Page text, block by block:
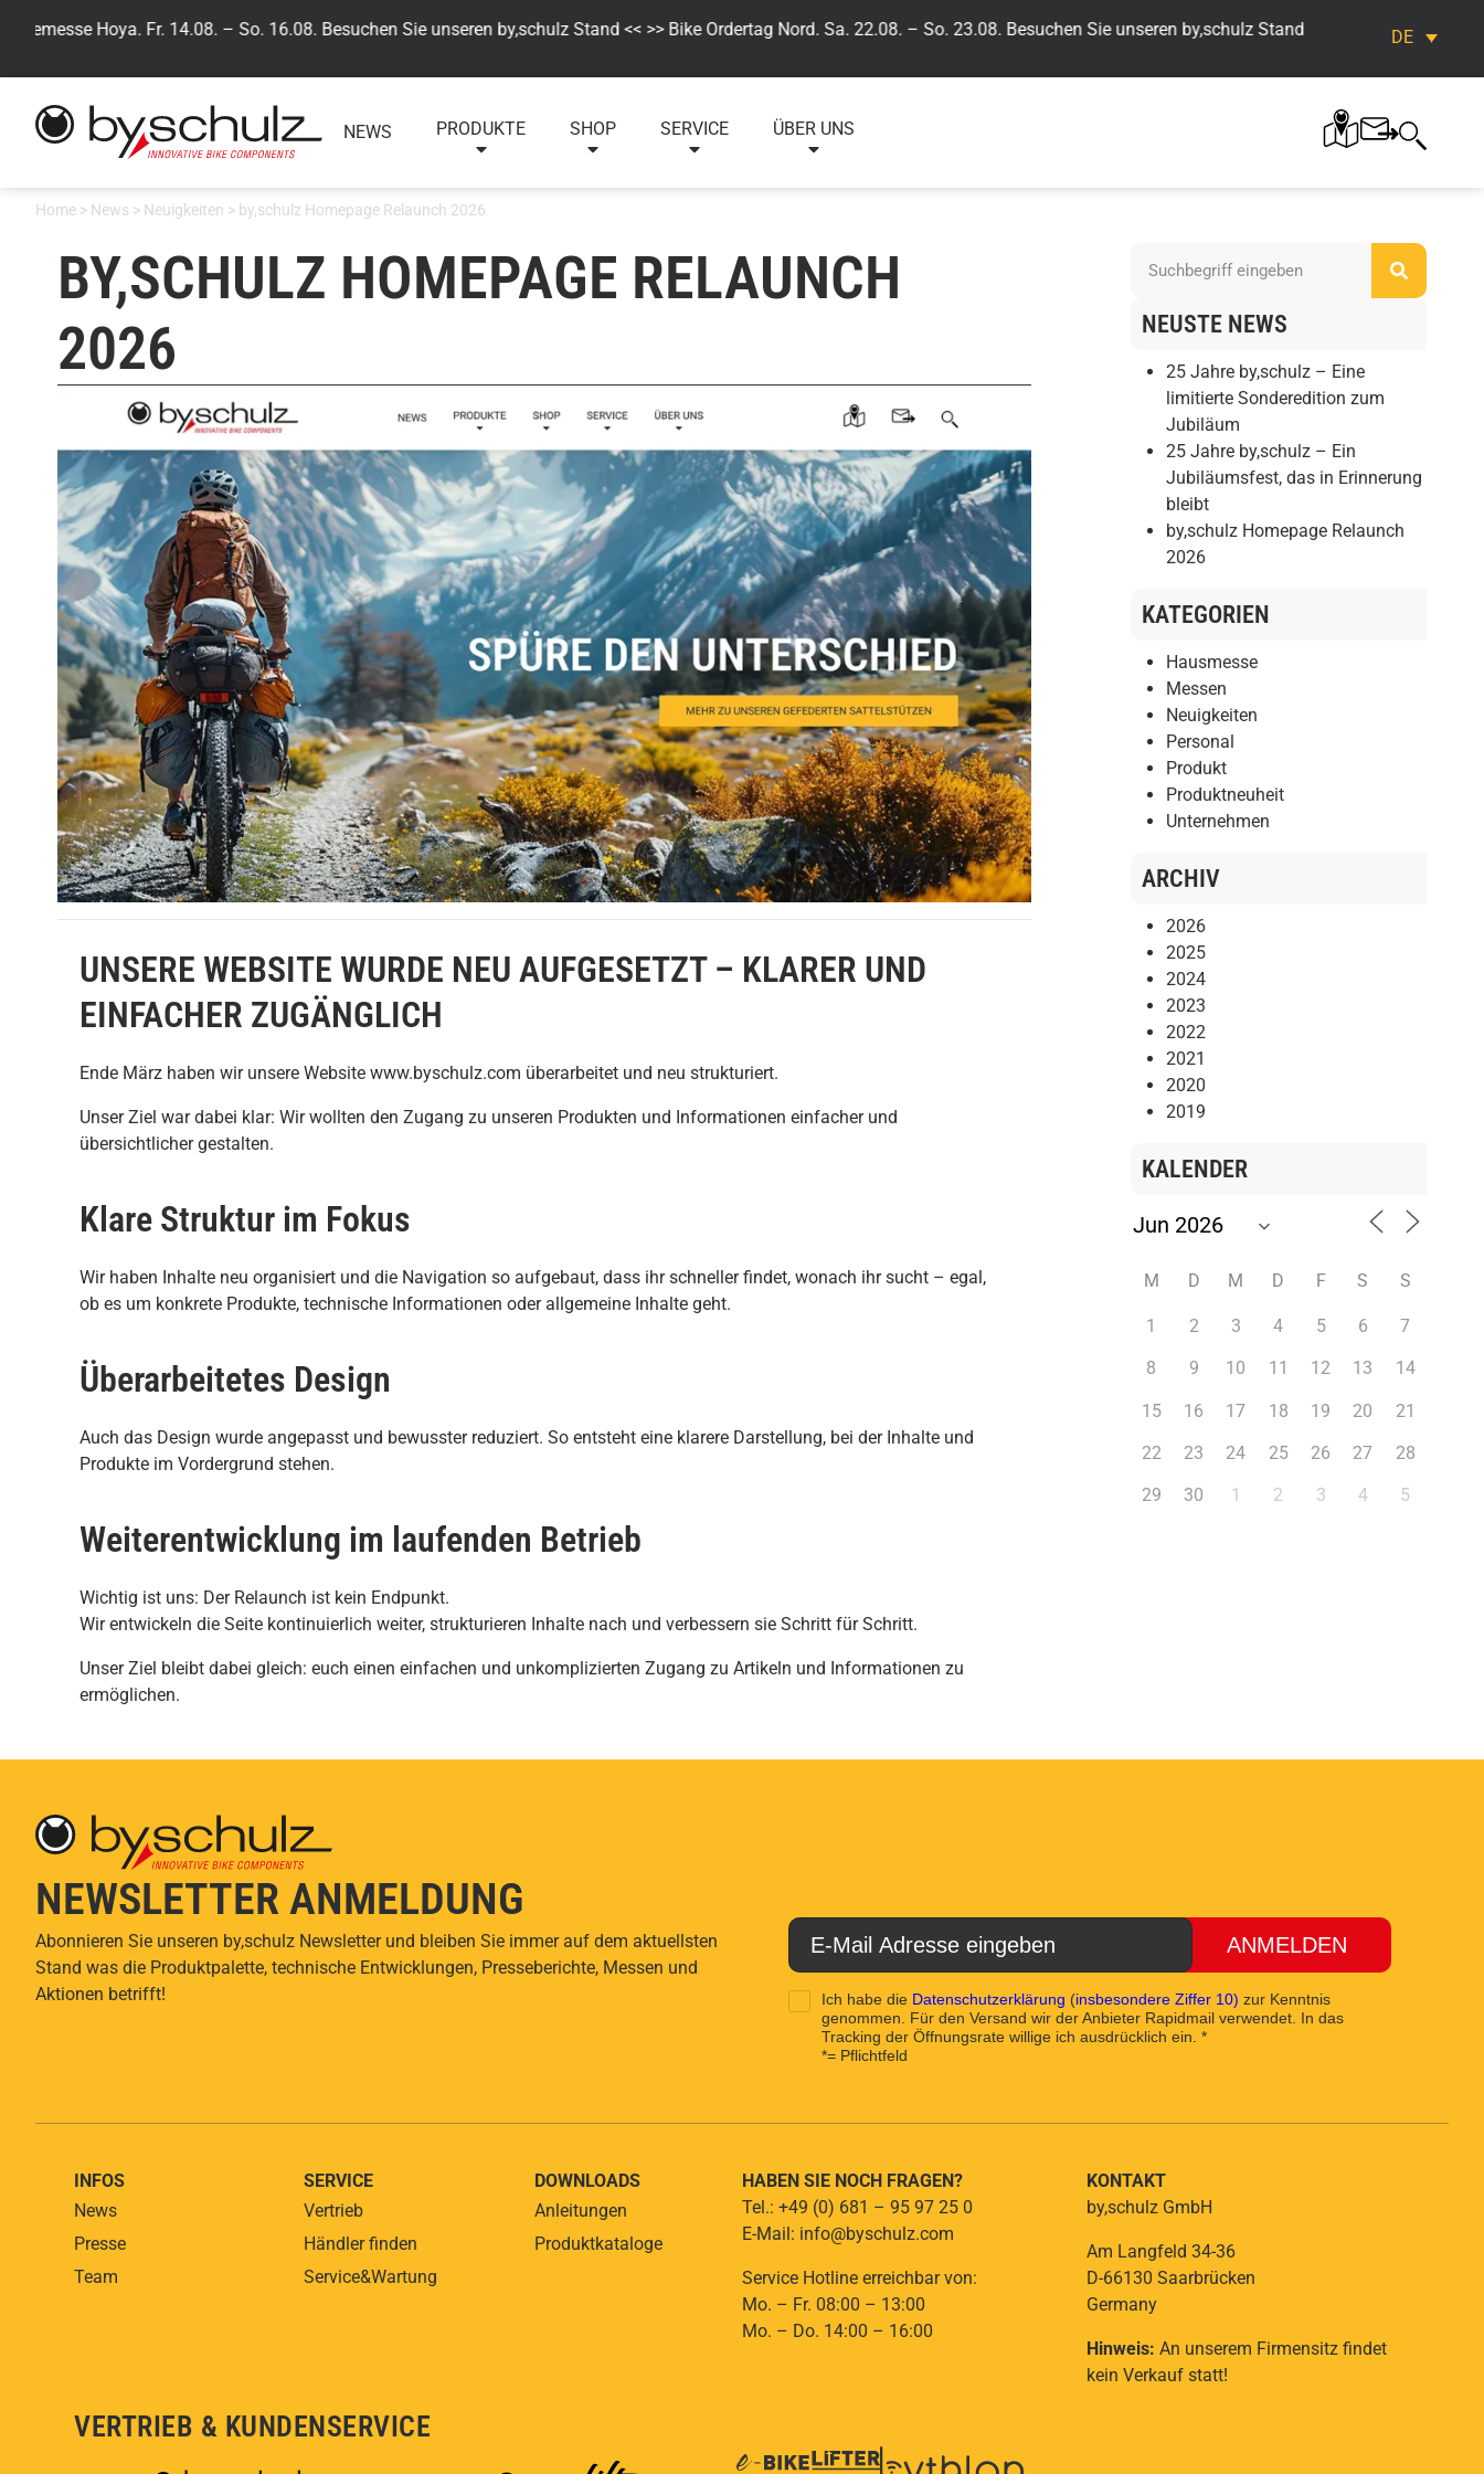
Hoya. Fr. 14.08. – So. 16.08. Besuchen Sie unseren by,schulz Stand << >> Bike Ordertag Nord. Sa. 22.08. – So. 23.08. Besuchen Sie unseren by,schulz Stand << >> Bike&CoDE
NEWS PRODUKTE SHOP SERVICE ÜBER UNS
Home > News > Neuigkeiten > by,schulz Homepage Relaunch 2026
BY,SCHULZ HOMEPAGE RELAUNCH
2026
UNSERE WEBSITE WURDE NEU AUFGESETZT – KLARER UND
EINFACHER ZUGÄNGLICH
Ende März haben wir unsere Website www.byschulz.com überarbeitet und neu strukturiert.
Unser Ziel war dabei klar: Wir wollten den Zugang zu unseren Produkten und Informationen einfacher und
übersichtlicher gestalten.
Klare Struktur im Fokus
Wir haben Inhalte neu organisiert und die Navigation so aufgebaut, dass ihr schneller findet, wonach ihr sucht – egal,
ob es um konkrete Produkte, technische Informationen oder allgemeine Inhalte geht.
Überarbeitetes Design
Auch das Design wurde angepasst und bewusster reduziert. So entsteht eine klarere Darstellung, bei der Inhalte und
Produkte im Vordergrund stehen.
Weiterentwicklung im laufenden Betrieb
Wichtig ist uns: Der Relaunch ist kein Endpunkt.
Wir entwickeln die Seite kontinuierlich weiter, strukturieren Inhalte nach und verbessern sie Schritt für Schritt.
Unser Ziel bleibt dabei gleich: euch einen einfachen und unkomplizierten Zugang zu Artikeln und Informationen zu
ermöglichen.
NEUSTE NEWS
25 Jahre by,schulz – Eine
limitierte Sonderedition zum
Jubiläum
25 Jahre by,schulz – Ein
Jubiläumsfest, das in Erinnerung
bleibt
by,schulz Homepage Relaunch
2026
KATEGORIEN
Hausmesse
Messen
Neuigkeiten
Personal
Produkt
Produktneuheit
Unternehmen
ARCHIV
2026
2025
2024
2023
2022
2021
2020
2019
KALENDER
M D M D F S S
1 2 3 4 5 6 7
8 9 10 11 12 13 14
15 16 17 18 19 20 21
22 23 24 25 26 27 28
29 30 1 2 3 4 5
NEWSLETTER ANMELDUNG
Abonnieren Sie unseren by,schulz Newsletter und bleiben Sie immer auf dem aktuellsten
Stand was die Produktpalette, technische Entwicklungen, Presseberichte, Messen und
Aktionen betrifft!
ANMELDEN
Ich habe die Datenschutzerklärung (insbesondere Ziffer 10) zur Kenntnis
genommen. Für den Versand wir der Anbieter Rapidmail verwendet. In das
Tracking der Öffnungsrate willige ich ausdrücklich ein. *
*= Pflichtfeld
INFOS
News
Presse
Team
SERVICE
Vertrieb
Händler finden
Service&Wartung
DOWNLOADS
Anleitungen
Produktkataloge
HABEN SIE NOCH FRAGEN?
Tel.: +49 (0) 681 – 95 97 25 0
E-Mail: info@byschulz.com
Service Hotline erreichbar von:
Mo. – Fr. 08:00 – 13:00
Mo. – Do. 14:00 – 16:00
KONTAKT
by,schulz GmbH
Am Langfeld 34-36
D-66130 Saarbrücken
Germany
Hinweis: An unserem Firmensitz findet
kein Verkauf statt!
VERTRIEB & KUNDENSERVICE